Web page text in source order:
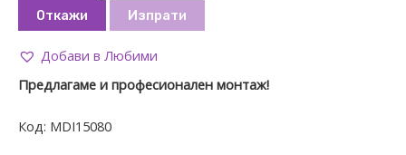
Откажи
Изпрати
Добави в Любими
Предлагаме и професионален монтаж!
Код: MDI15080